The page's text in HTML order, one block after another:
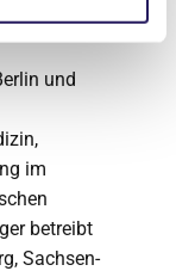
das größte
und
im
betreibt
Sachsen-